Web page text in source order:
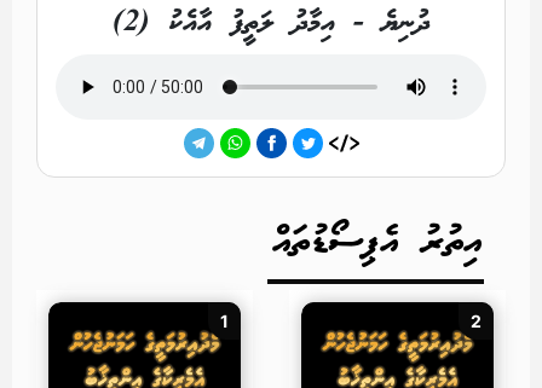
ދުނިޔެ - އިމާދު ލަތީފު އާއެކު (2)
އިތުރު އެޕިސޯޑުތައް
2
1